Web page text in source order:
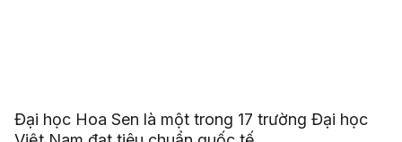
Đại học Hoa Sen là một trong 17 trường Đại học